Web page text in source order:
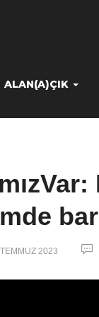
ALAN(A)ÇIK
2023